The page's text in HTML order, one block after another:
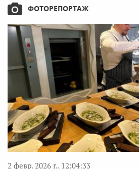
ФОТОРЕПОРТАЖ
2 февр. 2026 г., 12:04:33